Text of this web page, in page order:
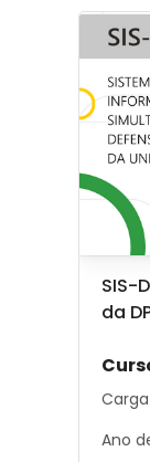
Image
Nom
SIS-
da
Ano